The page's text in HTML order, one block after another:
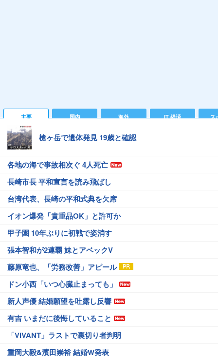
主要 国内 海外 IT 経済 ス
槍ヶ岳で遺体発見 19歳と確認
各地の海で事故相次ぐ 4人死亡
長崎市長 平和宣言を読み飛ばし
台湾代表、長崎の平和式典を欠席
イオン爆発「貴重品OK」と許可か
甲子園 10年ぶりに初戦で姿消す
張本智和が2連覇 妹とアベックV
藤原竜也、「労務改善」アピール
ドン小西「いつ心臓止まっても」
新人声優 結婚願望を吐露し反響
有吉 いまだに後悔していること
「VIVANT」ラストで裏切り者判明
重岡大毅&濱田崇裕 結婚W発表